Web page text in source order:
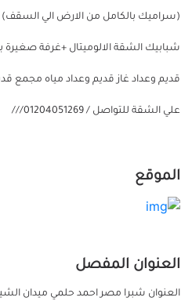
(سراميك بالكامل من الارض الي السقف) +
شبابيك الشقة الالوميتال +غرفة صغيرة
قديم وعداد غاز قديم وعداد مياه مجمع
علي الشقة للتواصل / 01204051269///
الموقع
العنوان المفصل
العنوان شبرا مصر احمد حلمي ميدان